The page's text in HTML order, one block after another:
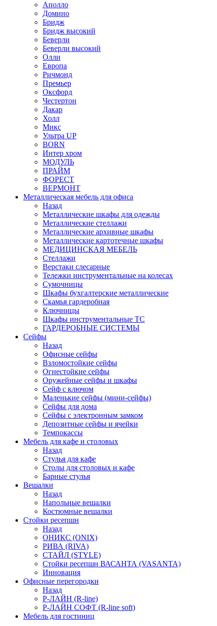
Аполло
Домино
Бридж
Бридж высокий
Беверли
Беверли высокий
Олли
Европа
Ричмонд
Премьер
Оксфорд
Честертон
Дакар
Холл
Микс
Ультра UP
BORN
Интер хром
МОДУЛЬ
ПРАЙМ
ФОРЕСТ
ВЕРМОНТ
Металлическая мебель для офиса
Назад
Металлические шкафы для одежды
Металлические стеллажи
Металлические архивные шкафы
Металлические картотечные шкафы
МЕДИЦИНСКАЯ МЕБЕЛЬ
Стеллажи
Верстаки слесарные
Тележки инструментальные на колесах
Сумочницы
Шкафы бухгалтерские металлические
Скамья гардеробная
Ключницы
Шкафы инструментальные ТС
ГАРДЕРОБНЫЕ СИСТЕМЫ
Сейфы
Назад
Офисные сейфы
Взломостойкие сейфы
Огнестойкие сейфы
Оружейные сейфы и шкафы
Сейф с ключом
Маленькие сейфы (мини-сейфы)
Сейфы для дома
Сейфы с электронным замком
Депозитные сейфы и ячейки
Темпокассы
Мебель для кафе и столовых
Назад
Стулья для кафе
Столы для столовых и кафе
Барные стулья
Вешалки
Назад
Напольные вешалки
Костюмные вешалки
Стойки ресепшн
Назад
ОНИКС (ONIX)
РИВА (RIVA)
СТАЙЛ (STYLE)
Стойки ресепшн ВАСАНТА (VASANTA)
Инновация
Офисные перегородки
Назад
Р-ЛАЙН (R-line)
Р-ЛАЙН СОФТ (R-line soft)
Мебель для гостиниц